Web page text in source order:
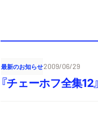
最新のお知らせ2009/06/29
『チェーホフ全集